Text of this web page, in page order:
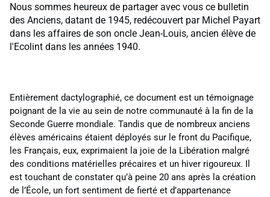
Nous sommes heureux de partager avec vous ce bulletin
des Anciens, datant de 1945, redécouvert par Michel Payart
dans les affaires de son oncle Jean-Louis, ancien élève de
l'Ecolint dans les années 1940.
Entièrement dactylographié, ce document est un témoignage
poignant de la vie au sein de notre communauté à la fin de la
Seconde Guerre mondiale. Tandis que de nombreux anciens
élèves américains étaient déployés sur le front du Pacifique,
les Français, eux, exprimaient la joie de la Libération malgré
des conditions matérielles précaires et un hiver rigoureux. Il
est touchant de constater qu’à peine 20 ans après la création
de l’École, un fort sentiment de fierté et d’appartenance